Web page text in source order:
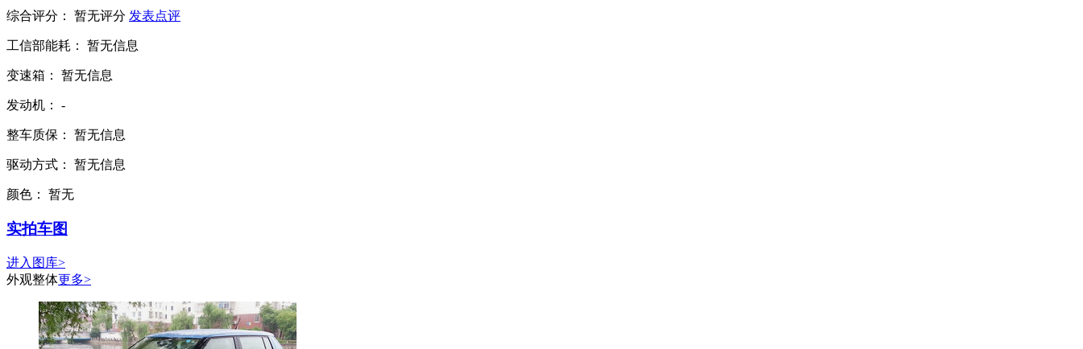
综合评分： 暂无评分 发表点评
工信部能耗： 暂无信息
变速箱： 暂无信息
发动机： -
整车质保： 暂无信息
驱动方式： 暂无信息
颜色： 暂无
实拍车图
进入图库>
外观整体更多>